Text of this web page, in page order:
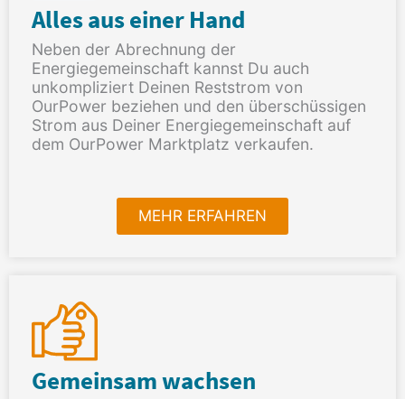
Alles aus einer Hand
Neben der Abrechnung der
Energiegemeinschaft kannst Du auch
unkompliziert Deinen Reststrom von
OurPower beziehen und den überschüssigen
Strom aus Deiner Energiegemeinschaft auf
dem OurPower Marktplatz verkaufen.
MEHR ERFAHREN
Gemeinsam wachsen